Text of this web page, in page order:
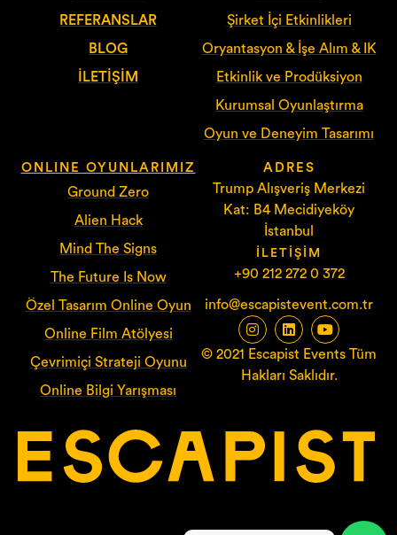
REFERANSLAR
BLOG
İLETIŞIM
Şirket İçi Etkinlikleri
Oryantasyon & İşe Alım & IK
Etkinlik ve Prodüksiyon
Kurumsal Oyunlaştırma
Oyun ve Deneyim Tasarımı
ONLINE OYUNLARIMIZ
Ground Zero
Alien Hack
Mind The Signs
The Future Is Now
Özel Tasarım Online Oyun
Online Film Atölyesi
Çevrimiçi Strateji Oyunu
Online Bilgi Yarışması
ADRES
Trump Alışveriş Merkezi
Kat: B4 Mecidiyeköy
İstanbul
İLETIŞIM
+90 212 272 0 372
info@escapistevent.com.tr
© 2021 Escapist Events Tüm
Hakları Saklıdır.